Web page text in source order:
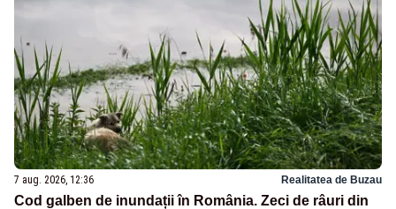
7 aug. 2026, 12:36 Realitatea de Buzau
Cod galben de inundații în România. Zeci de râuri din